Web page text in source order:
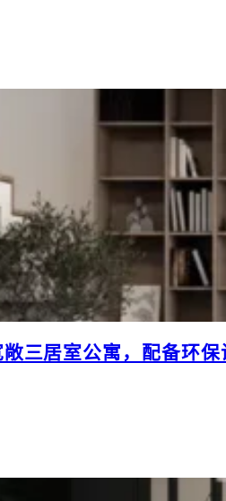
三居室公寓，配备环保